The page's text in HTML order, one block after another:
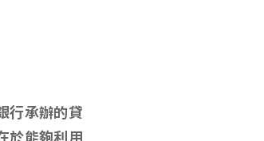
行承辦的貸
於能夠利用